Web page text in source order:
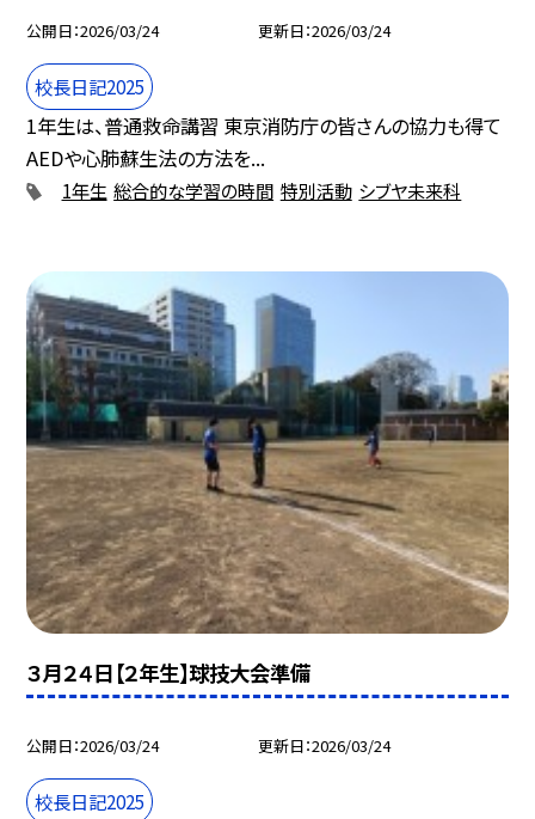
公開日 2026/03/24 更新日 2026/03/24
校長日記2025
1年生は、普通救命講習 東京消防庁の皆さんの協力も得て
AEDや心肺蘇生法の方法を...
1年生 総合的な学習の時間 特別活動 シブヤ未来科
３月２４日【２年生】球技大会準備
公開日 2026/03/24 更新日 2026/03/24
校長日記2025